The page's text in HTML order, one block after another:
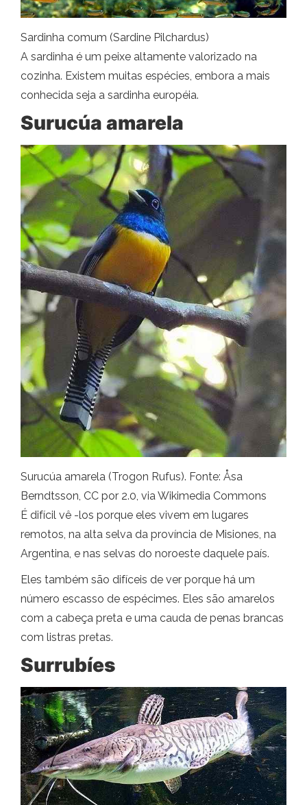
Sardinha comum (Sardine Pilchardus)
A sardinha é um peixe altamente valorizado na
cozinha. Existem muitas espécies, embora a mais
conhecida seja a sardinha européia.
Surucúa amarela
Surucúa amarela (Trogon Rufus). Fonte: Åsa
Berndtsson, CC por 2.0, via Wikimedia Commons
É difícil vê -los porque eles vivem em lugares
remotos, na alta selva da província de Misiones, na
Argentina, e nas selvas do noroeste daquele país.
Eles também são difíceis de ver porque há um
número escasso de espécimes. Eles são amarelos
com a cabeça preta e uma cauda de penas brancas
com listras pretas.
Surrubíes